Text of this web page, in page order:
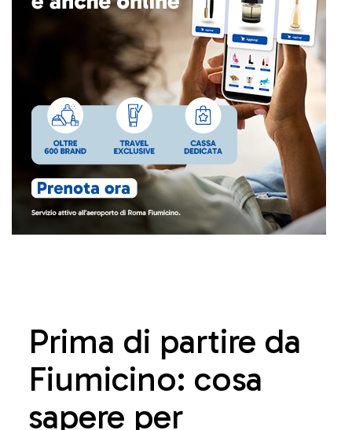
Prima di partire da
Fiumicino: cosa
sapere per